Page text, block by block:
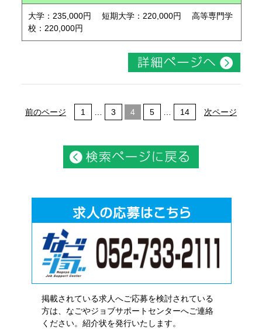
大学：235,000円 短期大学：220,000円 高等専門学
校：220,000円
前のページ 1 3 4 5 14 次ページ
掲載されている求人へご応募を検討されている
方は、なごやジョブサポートセンターへご連絡
ください。紹介状を発行いたします。